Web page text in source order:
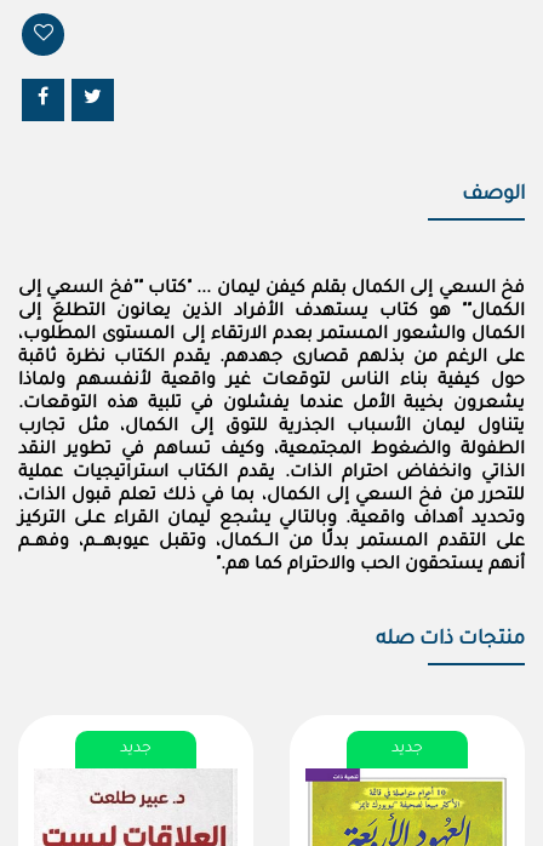
الوصف
فخ السعي إلى الكمال بقلم كيفن ليمان ... "كتاب ""فخ السعي إلى
الكمال"" هو كتاب يستهدف الأفراد الذين يعانون التطلعَ إلى
الكمال والشعور المستمر بعدم الارتقاء إلى المستوى المطلوب،
على الرغم من بذلهم قصارى جهدهم. يقدم الكتاب نظرة ثاقبة
حول كيفية بناء الناس لتوقعات غير واقعية لأنفسهم ولماذا
يشعرون بخيبة الأمل عندما يفشلون في تلبية هذه التوقعات.
يتناول ليمان الأسباب الجذرية للتوق إلى الكمال، مثل تجارب
الطفولة والضغوط المجتمعية، وكيف تساهم في تطوير النقد
الذاتي وانخفاض احترام الذات. يقدم الكتاب استراتيجيات عملية
للتحرر من فخ السعي إلى الكمال، بما في ذلك تعلم قبول الذات،
وتحديد أهداف واقعية. وبالتالي يشجع ليمان القراء عـلى التركيز
على التقدم المستمر بدلًا من الــكمال، وتقبل عيوبهـــم، وفهــم
أنهم يستحقون الحب والاحترام كما هم."
منتجات ذات صله
جديد جديد